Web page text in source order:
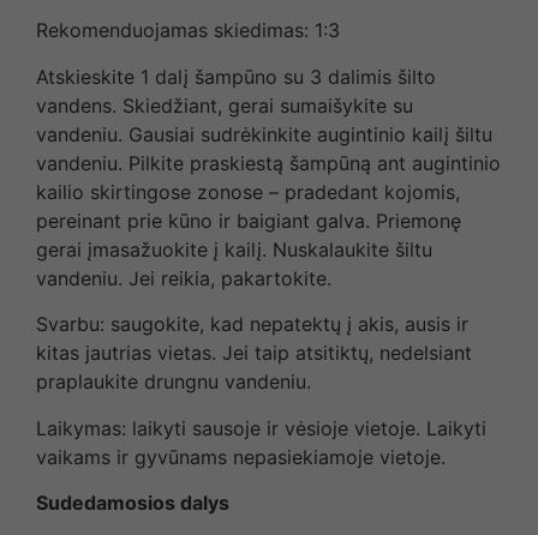
Rekomenduojamas skiedimas: 1:3
Atskieskite 1 dalį šampūno su 3 dalimis šilto
vandens. Skiedžiant, gerai sumaišykite su
vandeniu. Gausiai sudrėkinkite augintinio kailį šiltu
vandeniu. Pilkite praskiestą šampūną ant augintinio
kailio skirtingose zonose – pradedant kojomis,
pereinant prie kūno ir baigiant galva. Priemonę
gerai įmasažuokite į kailį. Nuskalaukite šiltu
vandeniu. Jei reikia, pakartokite.
Svarbu: saugokite, kad nepatektų į akis, ausis ir
kitas jautrias vietas. Jei taip atsitiktų, nedelsiant
praplaukite drungnu vandeniu.
Laikymas: laikyti sausoje ir vėsioje vietoje. Laikyti
vaikams ir gyvūnams nepasiekiamoje vietoje.
Sudedamosios dalys